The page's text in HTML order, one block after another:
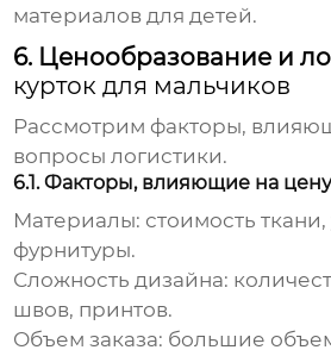
материалов для детей.
6. Ценообразование и
курток для мальчиков
Рассмотрим факторы,
вопросы логистики.
6.1. Факторы, влияющие на
Материалы: стоимость
фурнитуры.
Сложность дизайна:
швов, принтов.
Объем заказа: большие